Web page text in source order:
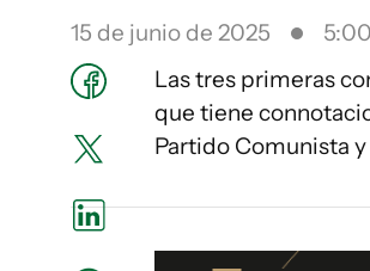
15 de junio de 2025
Las tres primeras
que tiene
Partido Comunista